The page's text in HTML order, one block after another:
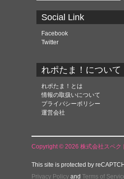
Social Link
Facebook
Twitter
れポたま！について
れポたま！とは
情報の取扱いについて
プライバシーポリシー
運営会社
Copyright © 2026 株式会社スペク
This site is protected by
Privacy Policy and Terms of